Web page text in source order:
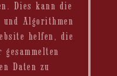
Dies kann die
und Algorithmen
helfen, die
Daten zu